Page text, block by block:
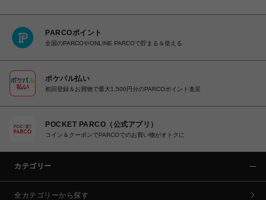
PARCOポイント
全国のPARCOやONLINE PARCOで貯まる＆使える
ポケパル払い
初回登録＆お買物で最大1,500円分のPARCOポイント進呈
POCKET PARCO（公式アプリ）
コイン＆クーポンでPARCOでのお買い物がオトクに
カテゴリー
全カテゴリーから探す